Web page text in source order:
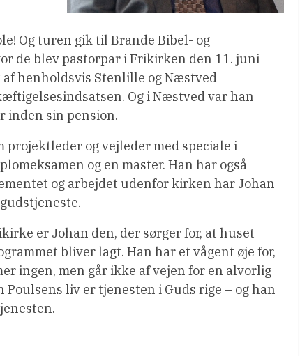
Og turen gik til Brande Bibel- og
de blev pastorpar i Frikirken den 11. juni
henholdsvis Stenlille og Næstved
Og i Næstved var han
inden sin pension.
projektleder og vejleder med speciale i
og en master. Han har også
og arbejdet udenfor kirken har Johan
er Johan den, der sørger for, at huset
bliver lagt. Han har et vågent øje for,
ingen, men går ikke af vejen for en alvorlig
liv er tjenesten i Guds rige – og han